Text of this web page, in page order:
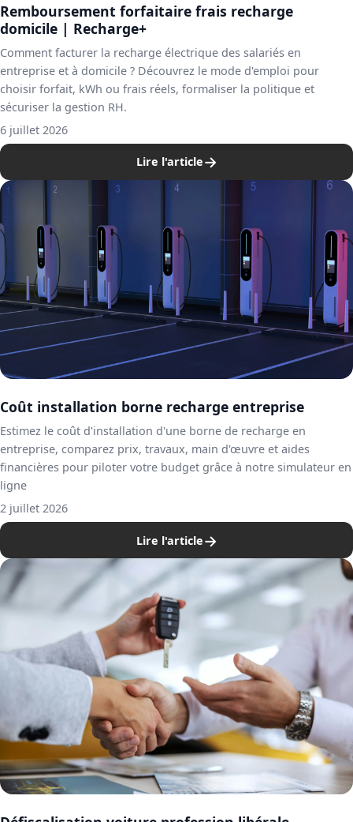
Remboursement forfaitaire frais recharge
domicile | Recharge+
Comment facturer la recharge électrique des salariés en
entreprise et à domicile ? Découvrez le mode d'emploi pour
choisir forfait, kWh ou frais réels, formaliser la politique et
sécuriser la gestion RH.
6 juillet 2026
Lire l'article→
Coût installation borne recharge entreprise
Estimez le coût d'installation d'une borne de recharge en
entreprise, comparez prix, travaux, main d'œuvre et aides
financières pour piloter votre budget grâce à notre simulateur en
ligne
2 juillet 2026
Lire l'article→